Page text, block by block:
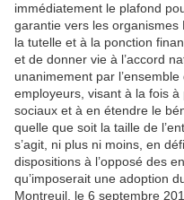
immédiatement le plafond
garantie vers les organismes
la tutelle et à la ponction
et de donner vie à l’accord
unanimement par
employeurs, visant à la fois
sociaux et à en étendre le
quelle que soit la taille de
s’agit, ni plus ni moins, en
dispositions à l’opposé des
qu’imposerait une adoption
Montreuil, le 6 septembre